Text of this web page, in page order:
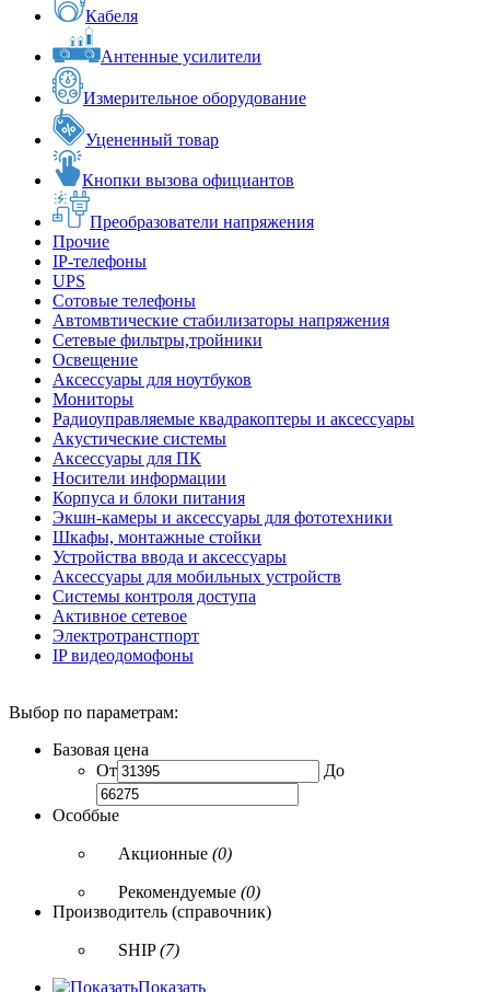
Кабеля
Антенные усилители
Измерительное оборудование
Уцененный товар
Кнопки вызова официантов
Преобразователи напряжения
Прочие
IP-телефоны
UPS
Сотовые телефоны
Автомвтические стабилизаторы напряжения
Сетевые фильтры,тройники
Освещение
Аксессуары для ноутбуков
Мониторы
Радиоуправляемые квадракоптеры и аксессуары
Акустические системы
Аксессуары для ПК
Носители информации
Корпуса и блоки питания
Экшн-камеры и аксессуары для фототехники
Шкафы, монтажные стойки
Устройства ввода и аксессуары
Аксессуары для мобильных устройств
Системы контроля доступа
Активное сетевое
Электротранстпорт
IP видеодомофоны
Выбор по параметрам:
Базовая цена
От
До
Особбые
Акционные (0)
Рекомендуемые (0)
Производитель (справочник)
SHIP(7)
Показать